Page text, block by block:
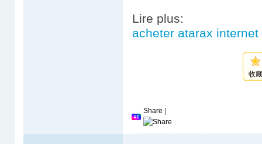
Lire plus:
acheter atarax
收
Share